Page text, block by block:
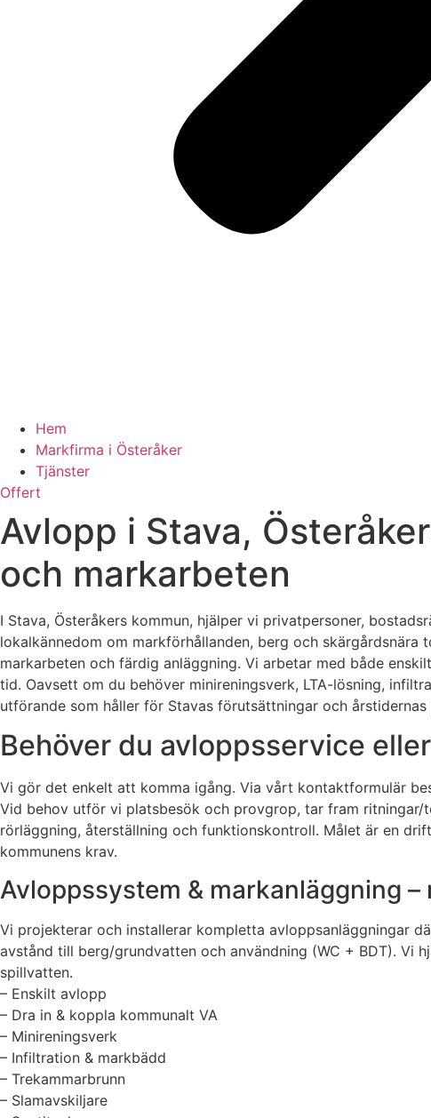
Hem
Markfirma i Österåker
Tjänster
Offert
Avlopp i Stava,
och markarbeten
I Stava, Österåkers kommun, hjälper vi privatpersoner,
lokalkännedom om markförhållanden, berg och
markarbeten och färdig anläggning. Vi arbetar med både
tid. Oavsett om du behöver minireningsverk, LTA-lösning,
utförande som håller för Stavas förutsättningar och årstidernas
Behöver du avloppsservice
Vi gör det enkelt att komma igång. Via vårt kontaktformulär
Vid behov utför vi platsbesök och provgrop, tar fram ritningar/
rörläggning, återställning och funktionskontroll. Målet är en
kommunens krav.
Avloppssystem & markanläggning
Vi projekterar och installerar kompletta avloppsanläggningar
avstånd till berg/grundvatten och användning (WC + BDT). Vi
spillvatten.
– Enskilt avlopp
– Dra in & koppla kommunalt VA
– Minireningsverk
– Infiltration & markbädd
– Trekammarbrunn
– Slamavskiljare